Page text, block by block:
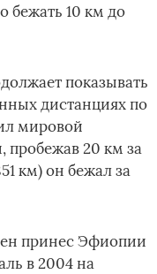
бежать 10 км до
показывать
дистанциях по
мировой
пробежав 20 км за
км) он бежал за
принес Эфиопии
в 2004 на